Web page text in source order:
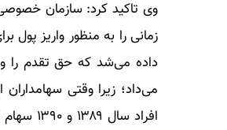
زمانی را به منظور واریز پول
داده می‌شد که حق تقدم را